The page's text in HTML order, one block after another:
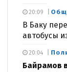
В Баку
автобусы
20:09
Байрамов
20:04